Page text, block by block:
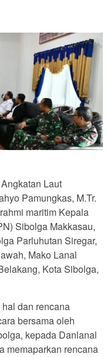
Laut
Pamungkas, M.Tr.
maritim Kepala
Sibolga Makkasau,
Parluhutan Siregar,
Mako Lanal
Kota Sibolga,
dan rencana
bersama oleh
kepada Danlanal
memaparkan rencana